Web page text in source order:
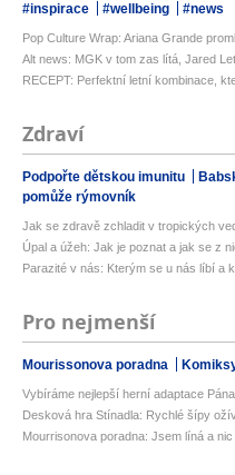
#inspirace #wellbeing #news
Pop Culture Wrap: Ariana Grande
Alt news: MGK v tom zas lítá, Jared
RECEPT: Perfektní letní kombinace,
Zdraví
Podpořte dětskou imunitu
pomůže rýmovník
Jak se zdravě zchladit v tropických
Úpal a úžeh: Jak je poznat a jak se z
Parazité v nás: Kterým se u nás líbí a
Pro nejmenší
Mourissonova poradna
Vybíráme nejlepší herní adaptace
Desková hra Stínadla: Rychlé šípy
Mourrisonova poradna: Jsem líná a